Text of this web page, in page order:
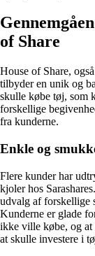
of Share
House of Share,
tilbyder en unik og
skulle købe tøj, som
forskellige
fra kunderne.
Enkle og
Flere kunder har
kjoler hos
udvalg af forskellige
Kunderne er glade
ikke ville købe, og at
at skulle investere i